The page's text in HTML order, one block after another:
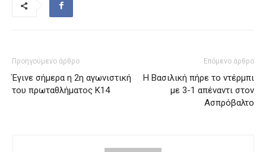
Προηγούμενο άρθρο
Έγινε σήμερα η 2η αγωνιστική
του πρωταθλήματος Κ14
Επόμενο άρθρο
Η Βασιλική πήρε το ντέρμπι
με 3-1 απέναντι στον
Ασπρόβαλτο